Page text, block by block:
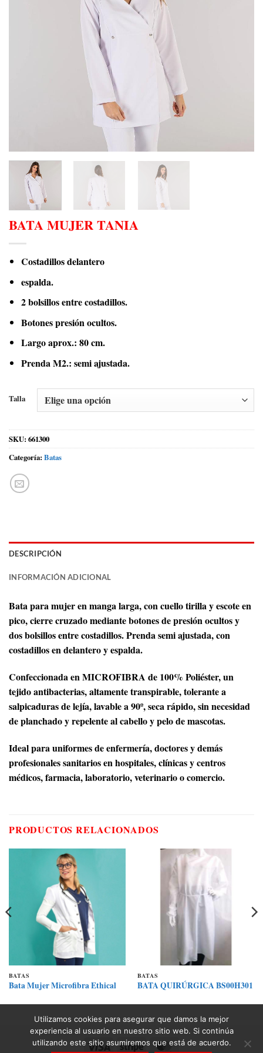
BATA MUJER TANIA
Costadillos delantero
espalda.
2 bolsillos entre costadillos.
Botones presión ocultos.
Largo aprox.: 80 cm.
Prenda M2.: semi ajustada.
Talla
SKU: 661300
Categoría: Batas
DESCRIPCIÓN
INFORMACIÓN ADICIONAL
Bata para mujer en manga larga, con cuello tirilla y escote en
pico, cierre cruzado mediante botones de presión ocultos y
dos bolsillos entre costadillos. Prenda semi ajustada, con
costadillos en delantero y espalda.
Confeccionada en MICROFIBRA de 100% Poliéster, un
tejido antibacterias, altamente transpirable, tolerante a
salpicaduras de lejía, lavable a 90º, seca rápido, sin necesidad
de planchado y repelente al cabello y pelo de mascotas.
Ideal para uniformes de enfermería, doctores y demás
profesionales sanitarios en hospitales, clínicas y centros
médicos, farmacia, laboratorio, veterinario o comercio.
PRODUCTOS RELACIONADOS
BATAS
Bata Mujer Microfibra Ethical
BATAS
BATA QUIRÚRGICA BS00H301
Visa Stripe MasterCard
Utilizamos cookies para asegurar que damos la mejor
experiencia al usuario en nuestro sitio web. Si continúa
utilizando este sitio asumiremos que está de acuerdo.